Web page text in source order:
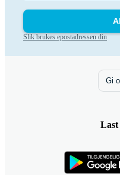
Slik brukes epostadressen din
Gi
Last